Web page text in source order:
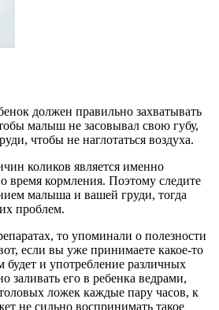
должен правильно захватывать
малыш не засовывал свою губу,
чтобы не наглотаться воздуха.
коликов является именно
время кормления. Поэтому следите
малыша и вашей груди, тогда
проблем.
то упоминали о полезности
если вы уже принимаете какое-то
будет и употребление различных
заливать его в ребенка ведрами,
ложек каждые пару часов, к
не сильно воспринимать такое